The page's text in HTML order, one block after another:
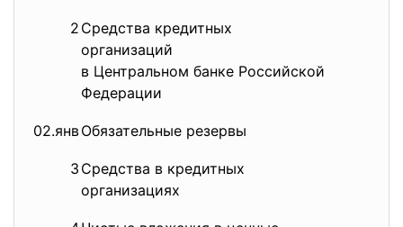
2 Средства кредитных
организаций
в Центральном банке Российской
Федерации
02.янвОбязательные резервы
3 Средства в кредитных
организациях